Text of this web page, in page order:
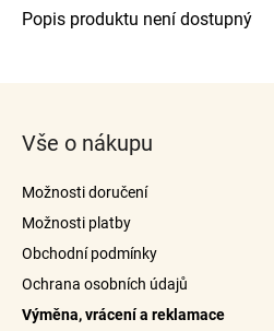
Popis produktu není dostupný
Vše o nákupu
Možnosti doručení
Možnosti platby
Obchodní podmínky
Ochrana osobních údajů
Výměna, vrácení a reklamace